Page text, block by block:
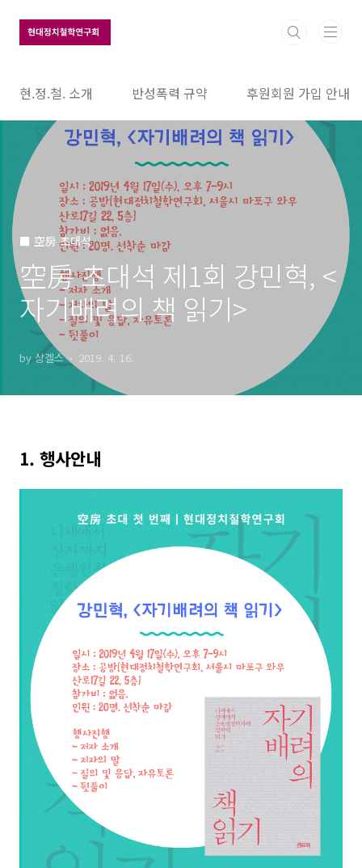
현.정.철. 소개 반성폭력 규약 후원회원 가입 안내
■ 空房 초대석
空房 초대석 제1회 강민혁, <
자기배려의 책 읽기>
by 상겔스 2019. 4. 16.
1. 행사안내